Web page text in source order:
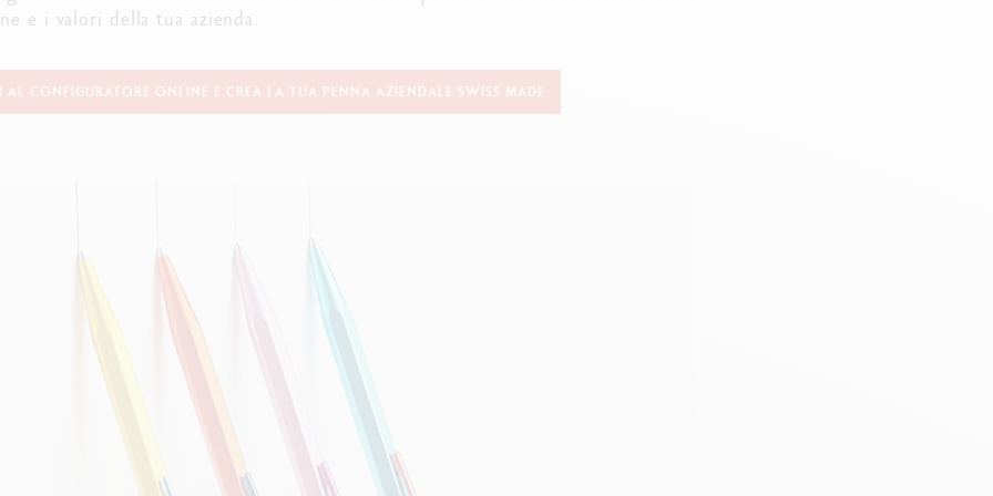
tutto
Guarda tutto
Set Botanico Julie Thomas
Set per Lettering Rylsee
e i valori della tua azienda.
AL CONFIGURATORE ONLINE E CREA LA TUA PENNA AZIENDALE SWISS MADE